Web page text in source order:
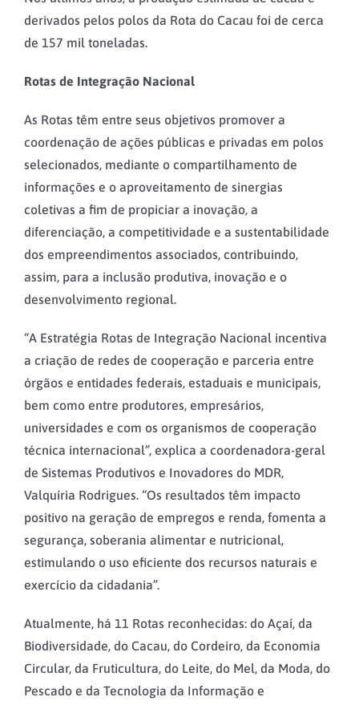
derivados pelos polos da Rota do Cacau foi de cerca
de 157 mil toneladas.
Rotas de Integração Nacional
As Rotas têm entre seus objetivos promover a
coordenação de ações públicas e privadas em polos
selecionados, mediante o compartilhamento de
informações e o aproveitamento de sinergias
coletivas a fim de propiciar a inovação, a
diferenciação, a competitividade e a sustentabilidade
dos empreendimentos associados, contribuindo,
assim, para a inclusão produtiva, inovação e o
desenvolvimento regional.
“A Estratégia Rotas de Integração Nacional incentiva
a criação de redes de cooperação e parceria entre
órgãos e entidades federais, estaduais e municipais,
bem como entre produtores, empresários,
universidades e com os organismos de cooperação
técnica internacional”, explica a coordenadora-geral
de Sistemas Produtivos e Inovadores do MDR,
Valquíria Rodrigues. “Os resultados têm impacto
positivo na geração de empregos e renda, fomenta a
segurança, soberania alimentar e nutricional,
estimulando o uso eficiente dos recursos naturais e
exercício da cidadania”.
Atualmente, há 11 Rotas reconhecidas: do Açaí, da
Biodiversidade, do Cacau, do Cordeiro, da Economia
Circular, da Fruticultura, do Leite, do Mel, da Moda, do
Pescado e da Tecnologia da Informação e